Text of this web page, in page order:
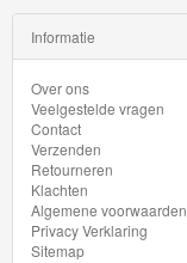
Informatie
Over ons
Veelgestelde vragen
Contact
Verzenden
Retourneren
Klachten
Algemene voorwaarden
Privacy Verklaring
Sitemap